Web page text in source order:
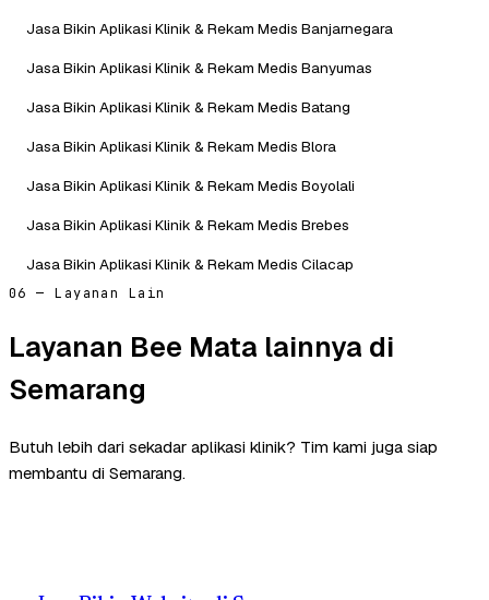
Jasa Bikin Aplikasi Klinik & Rekam Medis Banjarnegara
Jasa Bikin Aplikasi Klinik & Rekam Medis Banyumas
Jasa Bikin Aplikasi Klinik & Rekam Medis Batang
Jasa Bikin Aplikasi Klinik & Rekam Medis Blora
Jasa Bikin Aplikasi Klinik & Rekam Medis Boyolali
Jasa Bikin Aplikasi Klinik & Rekam Medis Brebes
Jasa Bikin Aplikasi Klinik & Rekam Medis Cilacap
06 — Layanan Lain
Layanan Bee Mata lainnya di
Semarang
Butuh lebih dari sekadar aplikasi klinik? Tim kami juga siap
membantu di Semarang.